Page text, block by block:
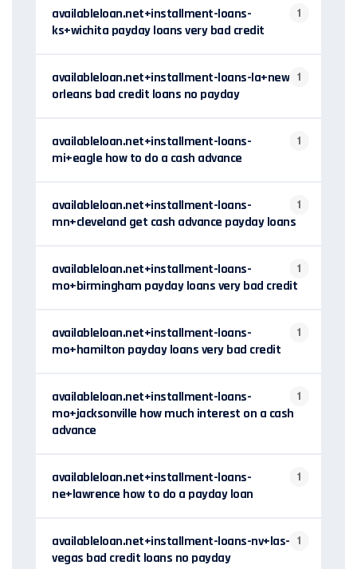
availableloan.net+installment-loans-
ks+wichita payday loans very bad credit
1
availableloan.net+installment-loans-la+new-
orleans bad credit loans no payday
1
availableloan.net+installment-loans-
mi+eagle how to do a cash advance
1
availableloan.net+installment-loans-
mn+cleveland get cash advance payday loans
1
availableloan.net+installment-loans-
mo+birmingham payday loans very bad credit
1
availableloan.net+installment-loans-
mo+hamilton payday loans very bad credit
1
availableloan.net+installment-loans-
mo+jacksonville how much interest on a cash
advance
1
availableloan.net+installment-loans-
ne+lawrence how to do a payday loan
1
availableloan.net+installment-loans-nv+las-
vegas bad credit loans no payday
1